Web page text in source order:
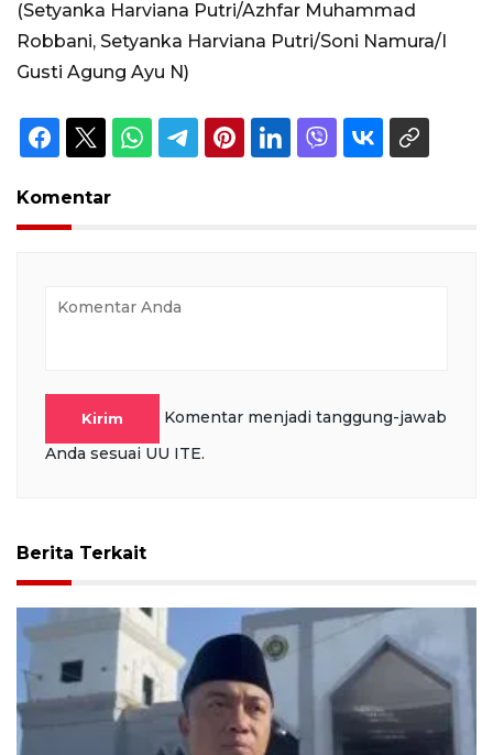
(Setyanka Harviana Putri/Azhfar Muhammad
Robbani, Setyanka Harviana Putri/Soni Namura/I
Gusti Agung Ayu N)
Komentar
Kirim
Komentar menjadi tanggung-jawab
Anda sesuai UU ITE.
Berita Terkait